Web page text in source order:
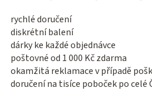
rychlé doručení
diskrétní balení
dárky ke každé objednávce
poštovné od 1 000 Kč zdarma
okamžitá reklamace v případě
doručení na tisíce poboček po celé